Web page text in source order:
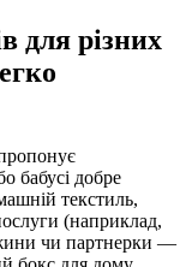
для різних
бабусі добре
текстиль,
(наприклад,
чи партнерки —